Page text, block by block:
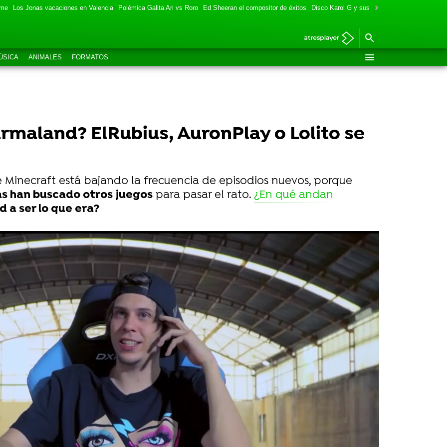
Los Jonas vacaciones en Valencia Polémica Galita Ari vs Roro Ed Sheeran el compositor de éxitos Disco Karol G y sus colaboraciones
ANIMALES FORMATOS
ElRubius, AuronPlay o Lolito se
Minecraft está bajando la frecuencia de episodios nuevos, porque
han buscado otros juegos para pasar el rato. ¿En qué andan
a ser lo que era?